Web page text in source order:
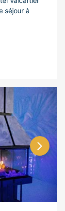
séjour à